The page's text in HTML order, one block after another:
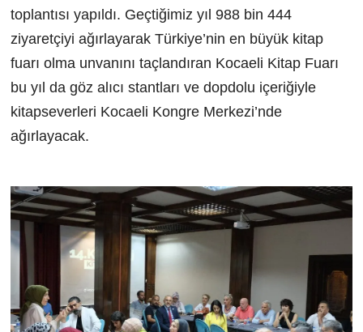
toplantısı yapıldı. Geçtiğimiz yıl 988 bin 444
ziyaretçiyi ağırlayarak Türkiye’nin en büyük kitap
fuarı olma unvanını taçlandıran Kocaeli Kitap Fuarı
bu yıl da göz alıcı stantları ve dopdolu içeriğiyle
kitapseverleri Kocaeli Kongre Merkezi’nde
ağırlayacak.